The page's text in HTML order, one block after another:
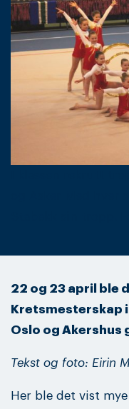
22 og 23 april ble
Kretsmesterskap
Oslo og Akershus
Tekst og foto: Eirin
Her ble det vist